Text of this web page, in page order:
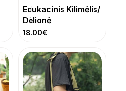
Edukacinis Kilimėlis/
Dėlionė
18.00€